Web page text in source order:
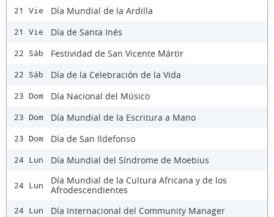
21 Vie Día Mundial de la Ardilla
21 Vie Día de Santa Inés
22 Sáb Festividad de San Vicente Mártir
22 Sáb Día de la Celebración de la Vida
23 Dom Día Nacional del Músico
23 Dom Día Mundial de la Escritura a Mano
23 Dom Día de San Ildefonso
24 Lun Día Mundial del Síndrome de Moebius
24 Lun
Día Mundial de la Cultura Africana y de los
Afrodescendientes
24 Lun Día Internacional del Community Manager